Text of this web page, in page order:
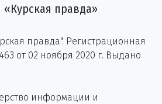
«Курская правда»
правда". Регистрационная
от 02 ноября 2020 г. Выдано
информации и